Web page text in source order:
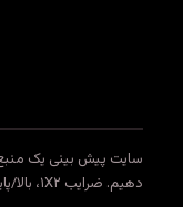
دهیم. ضرایب ۱X۲، بالا/پایین و هر دو تیم گل زن را مقایسه کنید، تاریخچه رودررویی را بخوانید و فرم پیش بینی روزانه ما را دنبال کنید.